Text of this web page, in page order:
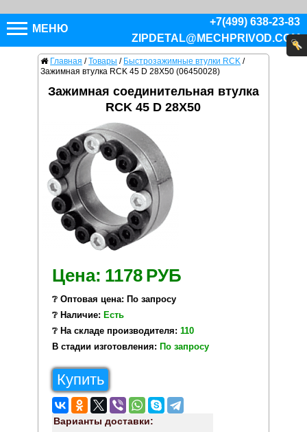
МЕНЮ
+7(499) 638-23-83
ZIPDETAL@MECHPRIVOD.COM
Главная / Товары / Быстрозажимные втулки RCK /
Зажимная втулка RCK 45 D 28X50 (06450028)
Зажимная соединительная втулка
RCK 45 D 28X50
Цена: 1178 РУБ
❔ Оптовая цена: По запросу
❔ Наличие: Есть
❔ На складе производителя: 110
В стадии изготовления: По запросу
Купить
Варианты доставки: